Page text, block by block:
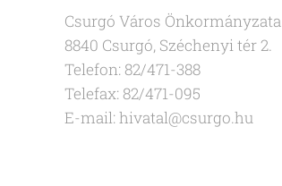
Csurgó Város Önkormányzata
8840 Csurgó, Széchenyi tér 2.
Telefon: 82/471-388
Telefax: 82/471-095
E-mail: hivatal@csurgo.hu